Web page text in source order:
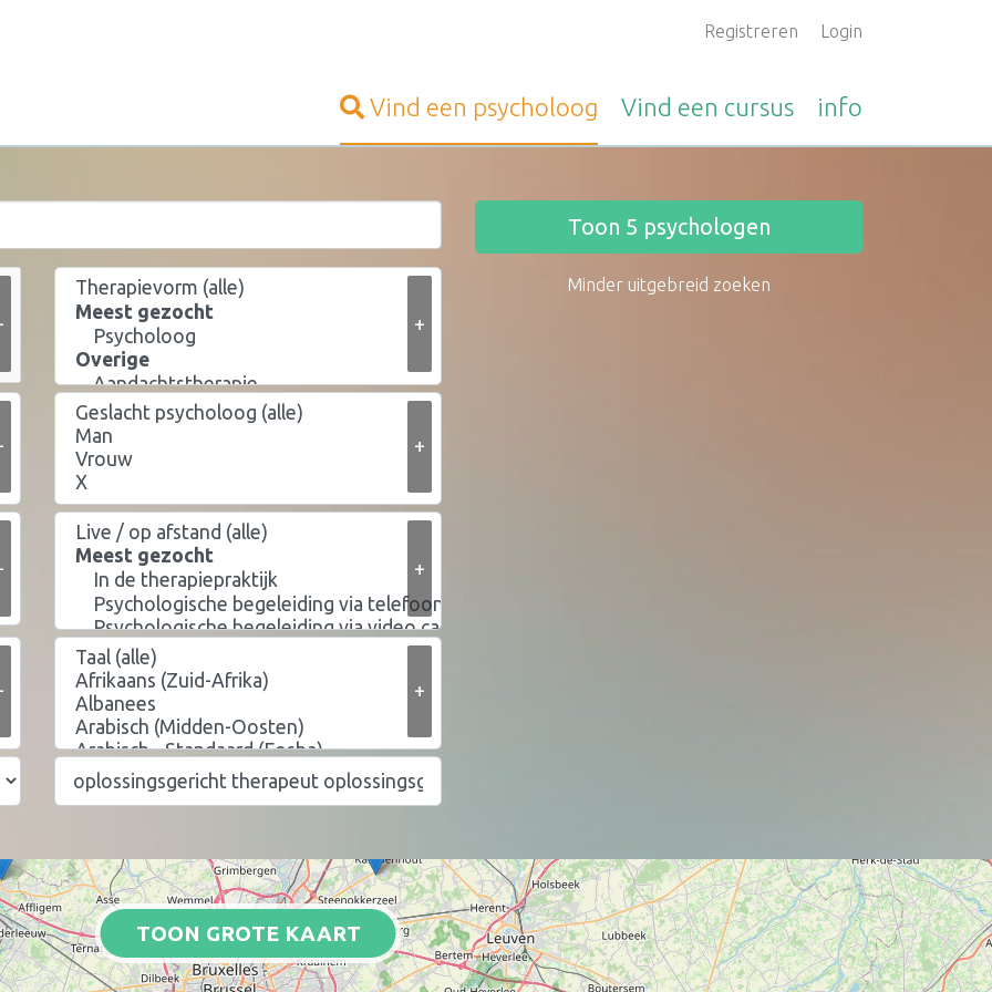
Registreren Login
Vind een psycholoog Vind een cursus info
+
+
+
+
Toon 5 psychologen
Minder uitgebreid zoeken
TOON GROTE KAART